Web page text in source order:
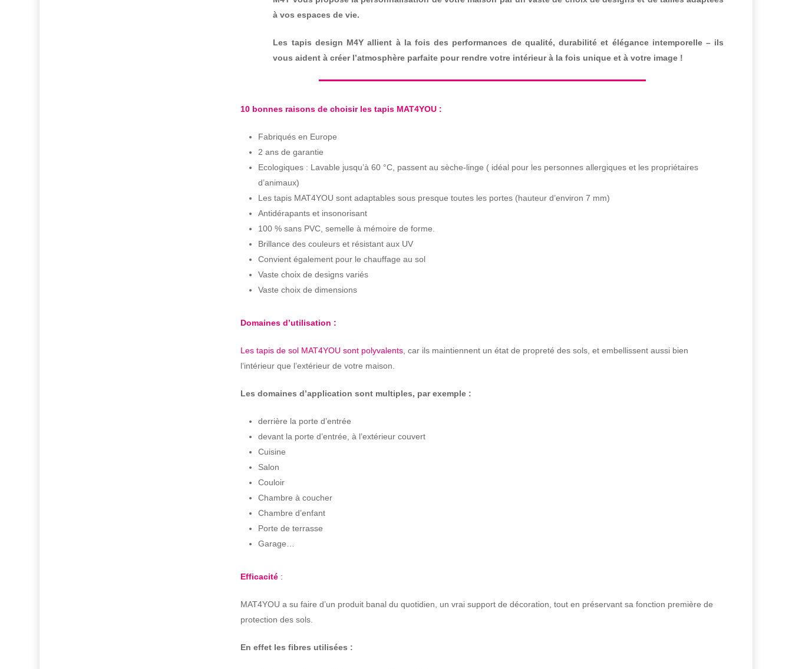
à vos espaces de vie.
Les tapis design M4Y allient à la fois des performances de qualité, durabilité et élégance intemporelle – ils
vous aident à créer l’atmosphère parfaite pour rendre votre intérieur à la fois unique et à votre image !
10 bonnes raisons de choisir les tapis MAT4YOU :
Fabriqués en Europe
2 ans de garantie
Ecologiques : Lavable jusqu’à 60 °C, passent au sèche-linge ( idéal pour les personnes allergiques et les propriétaires
d’animaux)
Les tapis MAT4YOU sont adaptables sous presque toutes les portes (hauteur d’environ 7 mm)
Antidérapants et insonorisant
100 % sans PVC, semelle à mémoire de forme.
Brillance des couleurs et résistant aux UV
Convient également pour le chauffage au sol
Vaste choix de designs variés
Vaste choix de dimensions
Domaines d’utilisation :
Les tapis de sol MAT4YOU sont polyvalents , car ils maintiennent un état de propreté des sols, et embellissent aussi bien
l’intérieur que l’extérieur de votre maison.
Les domaines d’application sont multiples, par exemple :
derrière la porte d’entrée
devant la porte d’entrée, à l’extérieur couvert
Cuisine
Salon
Couloir
Chambre à coucher
Chambre d’enfant
Porte de terrasse
Garage…
Efficacité :
MAT4YOU a su faire d’un produit banal du quotidien, un vrai support de décoration, tout en préservant sa fonction première de
protection des sols.
En effet les fibres utilisées :